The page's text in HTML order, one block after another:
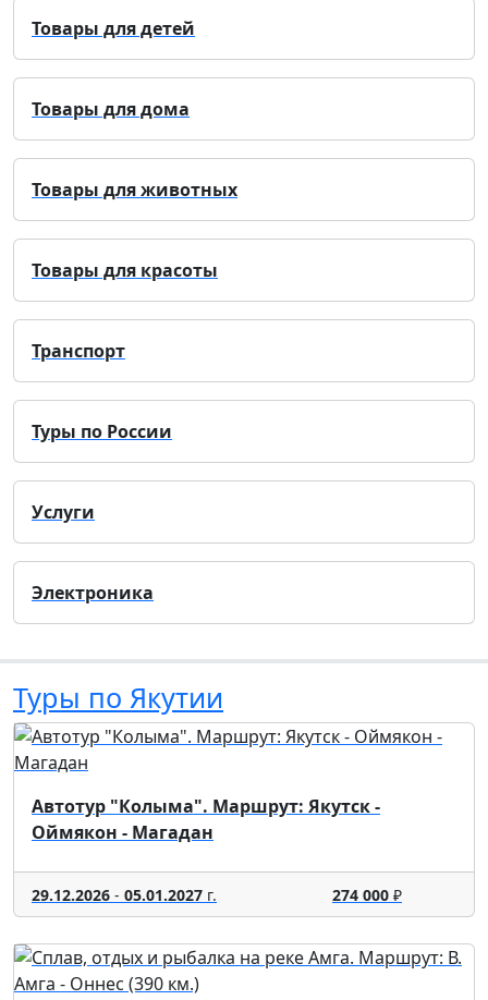
Товары для детей
Товары для дома
Товары для животных
Товары для красоты
Транспорт
Туры по России
Услуги
Электроника
Туры по Якутии
Автотур "Колыма". Маршрут: Якутск -
Оймякон - Магадан
29.12.2026 - 05.01.2027 г. 274 000₽